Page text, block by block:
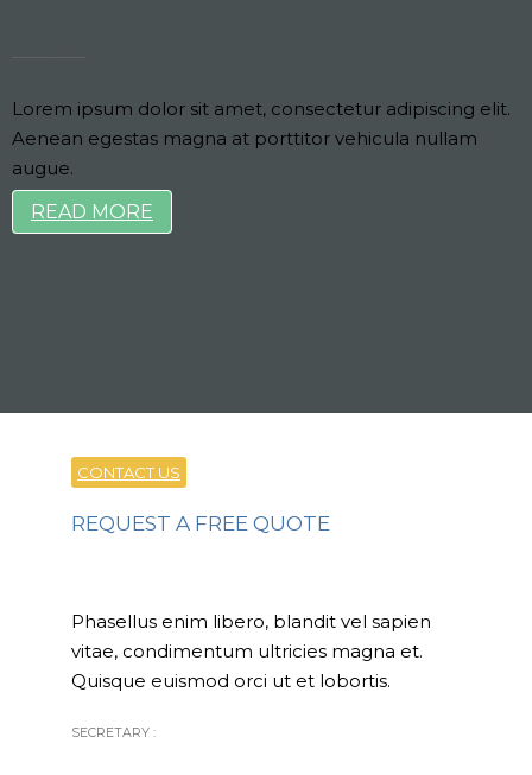
Lorem ipsum dolor sit amet, consectetur adipiscing elit.
Aenean egestas magna at porttitor vehicula nullam
augue.
READ MORE
CONTACT US
REQUEST A FREE QUOTE
Phasellus enim libero, blandit vel sapien
vitae, condimentum ultricies magna et.
Quisque euismod orci ut et lobortis.
SECRETARY :